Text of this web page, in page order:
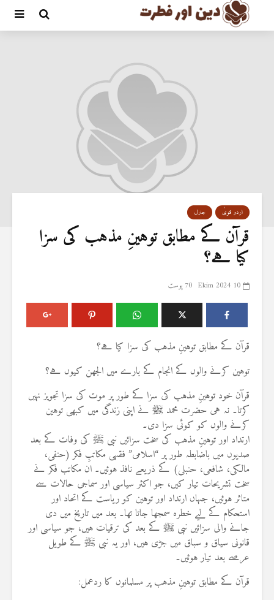
اردو فتویٰ جنرل
قرآن کے مطابق توہینِ مذہب کی سزا
کیا ہے؟
10 Ekim 2024 70 پوسٹ
قرآن کے مطابق توہینِ مذہب کی سزا کیا ہے؟
توہین کرنے والوں کے انجام کے بارے میں الجھن کیوں ہے؟
قرآن خود توہینِ مذہب کی سزا کے طور پر موت کی سزا تجویز نہیں
کرتا۔ نہ ہی حضرت محمد ﷺ نے اپنی زندگی میں کبھی توہین
کرنے والوں کو کوئی سزا دی۔
ارتداد اور توہینِ مذہب کی سخت سزائیں نبی ﷺ کی وفات کے بعد
صدیوں میں باضابطہ طور پر “اسلامی” فقہی مکاتبِ فکر (حنفی،
مالکی، شافعی، حنبلی) کے ذریعے نافذ ہوئیں۔ ان مکاتب فکر نے
سخت تشریحات تیار کیں، جو اکثر سیاسی اور سماجی حالات سے
متاثر ہوئیں، جہاں ارتداد اور توہین کو ریاست کے اتحاد اور
استحکام کے لیے خطرہ سمجھا جاتا تھا۔ بعد میں تاریخ میں دی
جانے والی سزائیں نبی ﷺ کے بعد کی ترقیات ہیں، جو سیاسی اور
قانونی سیاق و سباق میں جڑی ہیں، اور یہ نبی ﷺ کے طویل
عرصے بعد تیار ہوئیں۔
قرآن کے مطابق توہینِ مذہب پر مسلمانوں کا ردعمل: